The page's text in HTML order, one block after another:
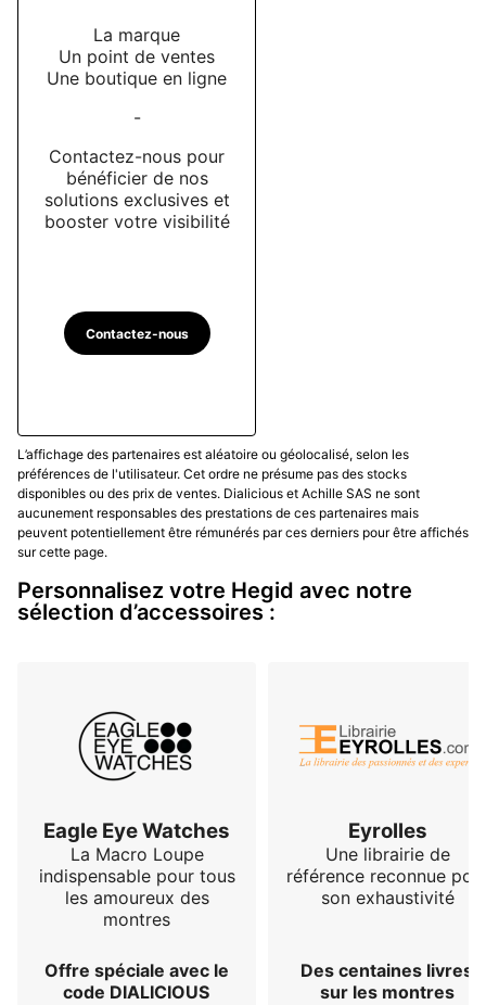
La marque
Un point de ventes
Une boutique en ligne
-
Contactez-nous pour
bénéficier de nos
solutions exclusives et
booster votre visibilité
Contactez-nous
L’affichage des partenaires est aléatoire ou géolocalisé, selon les
préférences de l'utilisateur. Cet ordre ne présume pas des stocks
disponibles ou des prix de ventes. Dialicious et Achille SAS ne sont
aucunement responsables des prestations de ces partenaires mais
peuvent potentiellement être rémunérés par ces derniers pour être affichés
sur cette page.
Personnalisez votre Hegid avec notre
sélection d’accessoires :
Eagle Eye Watches
La Macro Loupe
indispensable pour tous
les amoureux des
montres
Offre spéciale avec le
code DIALICIOUS
Eyrolles
Une librairie de
référence reconnue
son exhaustivité
Des centaines livres
sur les montres